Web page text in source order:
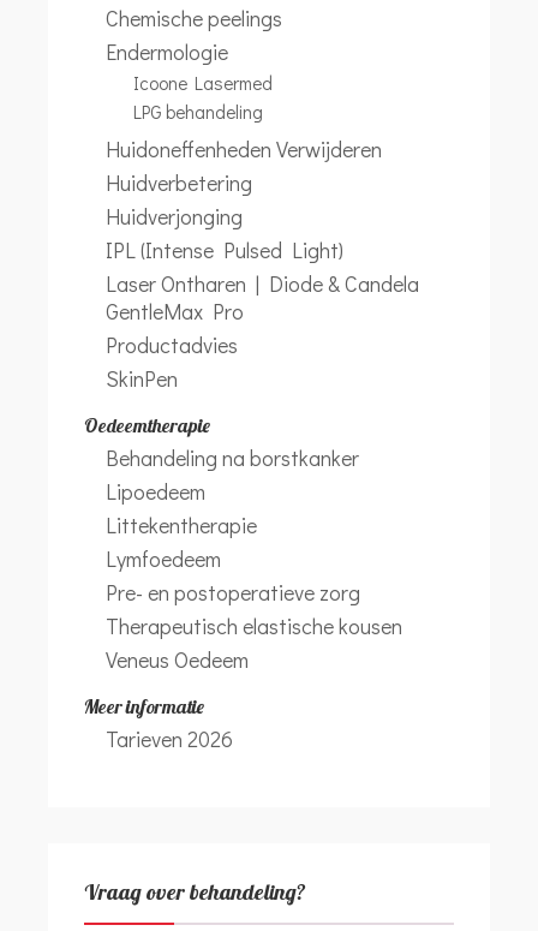
Chemische peelings
Endermologie
Icoone Lasermed
LPG behandeling
Huidoneffenheden Verwijderen
Huidverbetering
Huidverjonging
IPL (Intense Pulsed Light)
Laser Ontharen | Diode & Candela
GentleMax Pro
Productadvies
SkinPen
Oedeemtherapie
Behandeling na borstkanker
Lipoedeem
Littekentherapie
Lymfoedeem
Pre- en postoperatieve zorg
Therapeutisch elastische kousen
Veneus Oedeem
Meer informatie
Tarieven 2026
Vraag over behandeling?